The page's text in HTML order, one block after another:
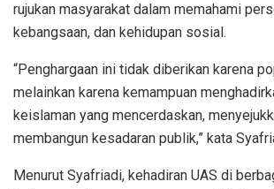
rujukan masyarakat dalam memahami
kebangsaan, dan kehidupan sosial.
“Penghargaan ini tidak diberikan karena
melainkan karena kemampuan
keislaman yang mencerdaskan,
membangun kesadaran publik,” kata
Menurut Syafriadi, kehadiran UAS di